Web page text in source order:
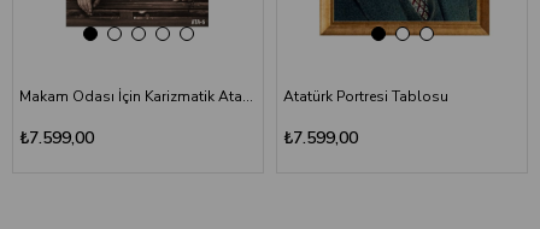
Makam Odası İçin Karizmatik Atatürk Portresi | Lüks Ofis Duvar Sanatı
₺7.599,00
Atatürk Portresi Tablosu
₺7.599,00